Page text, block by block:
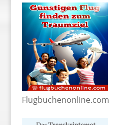
Flugbuchenonline.com